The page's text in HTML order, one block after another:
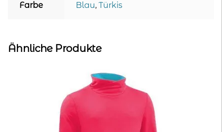
Farbe Blau, Türkis
Ähnliche Produkte